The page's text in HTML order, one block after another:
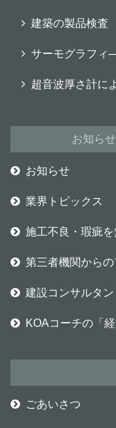
建築の製品検査
サーモグラフィ
超音波厚さ計に
お知ら
お知らせ
業界トピックス
施工不良・瑕疵
第三者機関から
建設コンサルタ
KOAコーチの「経
ごあいさつ